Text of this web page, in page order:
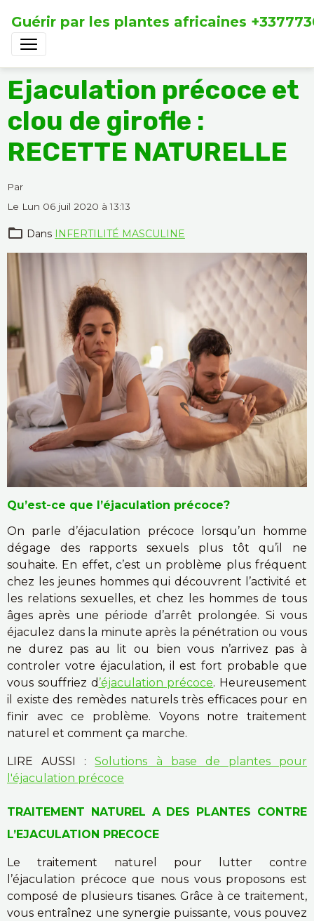
Guérir par les plantes africaines
Ejaculation précoce et
clou de girofle :
RECETTE NATURELLE
Par
Le Lun 06 juil 2020 à 13:13
Dans INFERTILITÉ MASCULINE
Qu’est-ce que l’éjaculation précoce?
On parle d’éjaculation précoce lorsqu’un homme
dégage des rapports sexuels plus tôt qu’il ne
souhaite. En effet, c’est un problème plus fréquent
chez les jeunes hommes qui découvrent l’activité et
les relations sexuelles, et chez les hommes de tous
âges après une période d’arrêt prolongée. Si vous
éjaculez dans la minute après la pénétration ou vous
ne durez pas au lit ou bien vous n’arrivez pas à
controler votre éjaculation, il est fort probable que
vous souffriez d ’éjaculation précoce. Heureusement
il existe des remèdes naturels très efficaces pour en
finir avec ce problème. Voyons notre traitement
naturel et comment ça marche.
LIRE AUSSI :Solutions à base de plantes pour
l'éjaculation précoce
TRAITEMENT NATUREL A DES PLANTES CONTRE
L’EJACULATION PRECOCE
Le traitement naturel pour lutter contre
l’éjaculation précoce que nous vous proposons est
composé de plusieurs tisanes. Grâce à ce traitement,
vous entraînez une synergie puissante, vous pouvez